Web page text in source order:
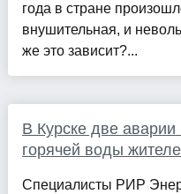
года в стране
внушительная, и
же это зависит?...
В Курске две
горячей воды
Специалисты РИР